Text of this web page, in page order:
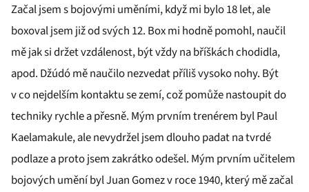
Začal jsem s bojovými uměními, když mi bylo 18 let, ale
boxoval jsem již od svých 12. Box mi hodně pomohl, naučil
mě jak si držet vzdálenost, být vždy na bříškách chodidla,
apod. Džúdó mě naučilo nezvedat příliš vysoko nohy. Být
v co nejdelším kontaktu se zemí, což pomůže nastoupit do
techniky rychle a přesně. Mým prvním trenérem byl Paul
Kaelamakule, ale nevydržel jsem dlouho padat na tvrdé
podlaze a proto jsem zakrátko odešel. Mým prvním učitelem
bojových umění byl Juan Gomez v roce 1940, který mě začal